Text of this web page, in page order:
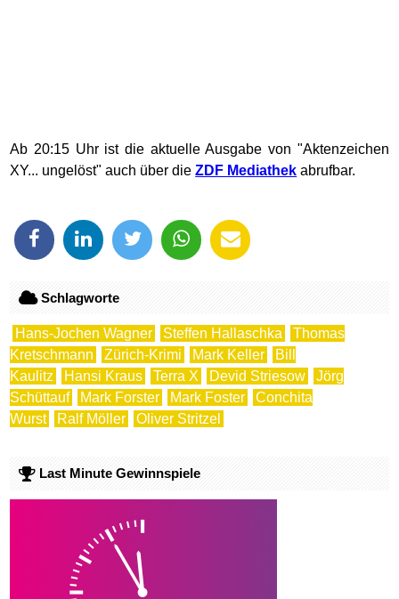
Ab 20:15 Uhr ist die aktuelle Ausgabe von "Aktenzeichen
XY... ungelöst" auch über dieZDF Mediathek abrufbar.
Schlagworte
Hans-Jochen Wagner Steffen Hallaschka
Thomas
Kretschmann
Zürich-Krimi Mark Keller
Bill
Kaulitz
Hansi Kraus Terra X Devid Striesow
Jörg
Schüttauf
Mark Forster Mark Foster
Conchita
Wurst
Ralf Möller Oliver Stritzel
Last Minute Gewinnspiele